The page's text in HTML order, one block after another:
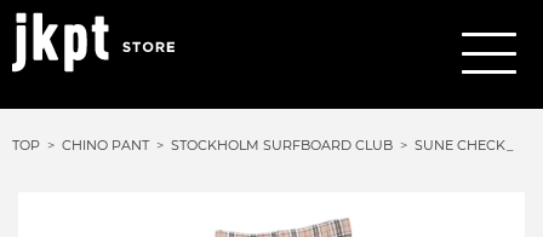
TOP CHINO PANT STOCKHOLM SURFBOARD CLUB SUNE CHECK_